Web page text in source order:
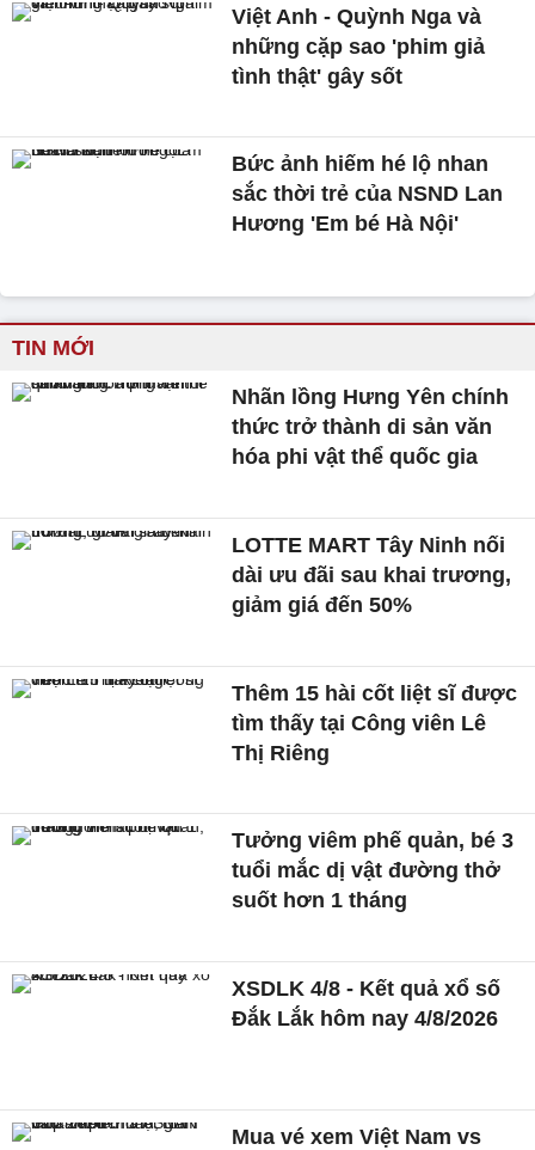
Việt Anh - Quỳnh Nga và
những cặp sao 'phim giả
tình thật' gây sốt
Bức ảnh hiếm hé lộ nhan
sắc thời trẻ của NSND Lan
Hương 'Em bé Hà Nội'
TIN MỚI
Nhãn lồng Hưng Yên chính
thức trở thành di sản văn
hóa phi vật thể quốc gia
LOTTE MART Tây Ninh nối
dài ưu đãi sau khai trương,
giảm giá đến 50%
Thêm 15 hài cốt liệt sĩ được
tìm thấy tại Công viên Lê
Thị Riêng
Tưởng viêm phế quản, bé 3
tuổi mắc dị vật đường thở
suốt hơn 1 tháng
XSDLK 4/8 - Kết quả xổ số
Đắk Lắk hôm nay 4/8/2026
Mua vé xem Việt Nam vs